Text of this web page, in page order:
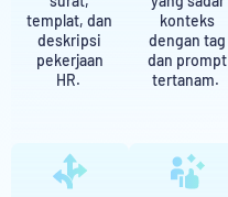
templat, dan
deskripsi
pekerjaan
HR.
konteks
dengan tag
dan prompt
tertanam.